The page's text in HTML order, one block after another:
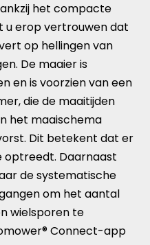
het compacte
u erop vertrouwen dat
op hellingen van
De maaier is
en is voorzien van een
die de maaitijden
het maaischema
Dit betekent dat er
optreedt. Daarnaast
de systematische
om het aantal
wielsporen te
Connect-app